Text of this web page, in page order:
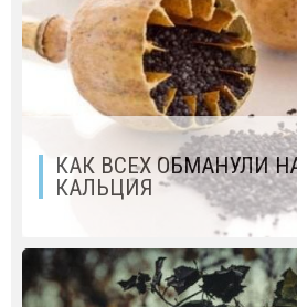
КАК ВСЕХ ОБМАНУЛИ
КАЛЬЦИЯ